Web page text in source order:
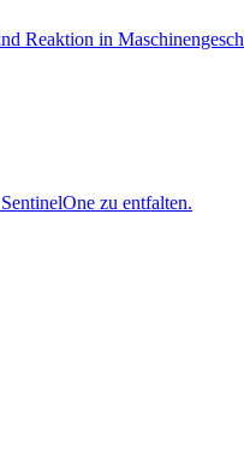
Reaktion in
zu entfalten.